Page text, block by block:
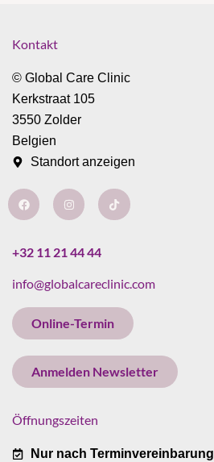
Kontakt
© Global Care Clinic
Kerkstraat 105
3550 Zolder
Belgien
Standort anzeigen
F
a
o
o
I
n
g
m
T
i
+32 11 21 44 44
info@globalcareclinic.com
Online-Termin
Anmelden Newsletter
Öffnungszeiten
Nur nach Terminvereinbarung